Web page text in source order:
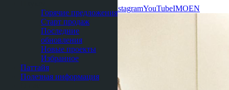
WhatsApp InstagramYouTubeIMOEN
Горячие предложения
Старт продаж
Последние
обновления
Новые проекты
Избранное
Паттайя
Полезная информация